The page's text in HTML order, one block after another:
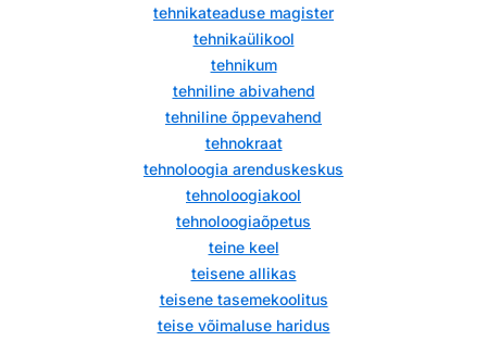
tehnikateaduse magister
tehnikaülikool
tehnikum
tehniline abivahend
tehniline õppevahend
tehnokraat
tehnoloogia arenduskeskus
tehnoloogiakool
tehnoloogiaõpetus
teine keel
teisene allikas
teisene tasemekoolitus
teise võimaluse haridus